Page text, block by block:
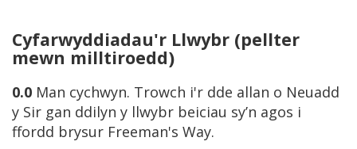
Cyfarwyddiadau'r Llwybr (pellter
mewn milltiroedd)
0.0 Man cychwyn. Trowch i'r dde allan o Neuadd
y Sir gan ddilyn y llwybr beiciau sy’n agos i
ffordd brysur Freeman's Way.